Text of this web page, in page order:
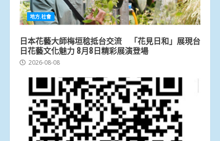
地方.社會
日本花藝大師梅垣稔抵台交流 「花見日和」展現台
日花藝文化魅力 8月8日精彩展演登場
2026-08-08